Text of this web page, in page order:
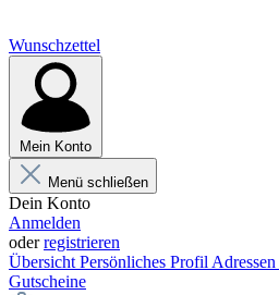
Wunschzettel
Mein Konto
Menü schließen
Dein Konto
Anmelden
oderregistrieren
Übersicht Persönliches Profil Adressen
Gutscheine